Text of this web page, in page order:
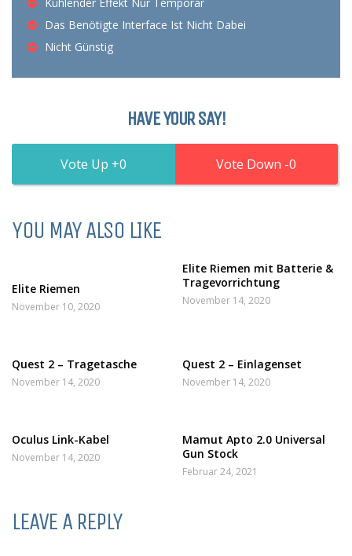
Das Benötigte Interface Ist Nicht Dabei
Nicht Günstig
HAVE YOUR SAY!
0 0
YOU MAY ALSO LIKE
Elite Riemen
November 10, 2020
Elite Riemen mit Batterie &
Tragevorrichtung
November 14, 2020
Quest 2 – Tragetasche
November 14, 2020
Quest 2 – Einlagenset
November 14, 2020
Oculus Link-Kabel
November 14, 2020
Mamut Apto 2.0 Universal
Gun Stock
Februar 24, 2021
LEAVE A REPLY